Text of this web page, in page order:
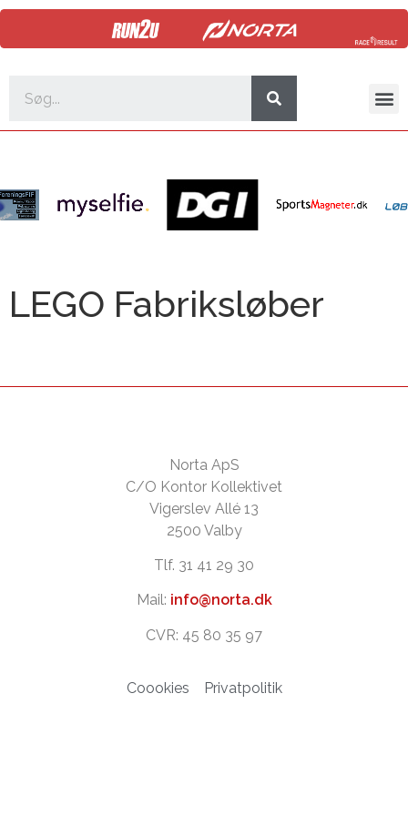
LEGO Fabriksløber
Norta ApS
C/O Kontor Kollektivet
Vigerslev Allé 13
2500 Valby
Tlf. 31 41 29 30
Mail: info@norta.dk
CVR: 45 80 35 97
Coookies Privatpolitik